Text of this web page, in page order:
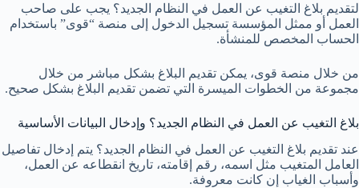
لتقديم بلاغ التغيب عن العمل في النظام الجديد؟ يجب على صاحب
العمل أو ممثل المؤسسة تسجيل الدخول إلى منصة “قوى” باستخدام
الحساب المخصص للمنشأة.
من خلال منصة قوى، يمكن تقديم البلاغ بشكل مباشر من خلال
مجموعة من الخطوات الميسرة التي تضمن تقديم البلاغ بشكل صحيح.
بلاغ التغيب عن العمل في النظام الجديد؟ وإدخال البيانات الأساسية
عند تقديم بلاغ التغيب عن العمل في النظام الجديد؟ يتم إدخال تفاصيل
العامل المتغيب مثل اسمه، رقم إقامته، تاريخ انقطاعه عن العمل،
وأسباب الغياب إن كانت معروفة.